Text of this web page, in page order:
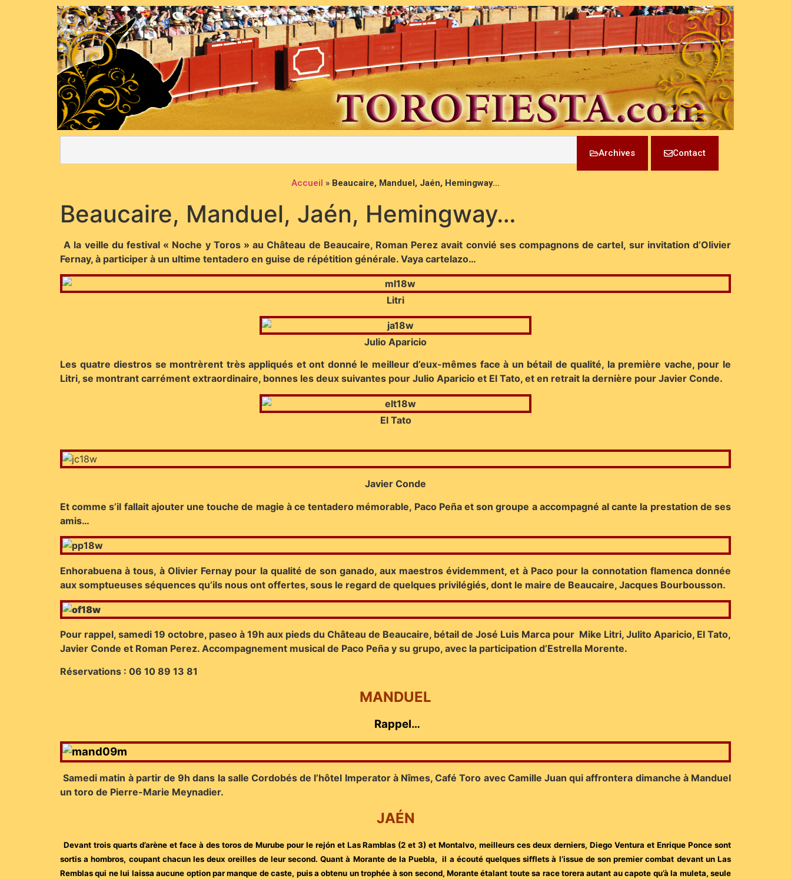
Archives Contact
Accueil » Beaucaire, Manduel, Jaén, Hemingway…
Beaucaire, Manduel, Jaén, Hemingway…
A la veille du festival « Noche y Toros » au Château de Beaucaire, Roman Perez avait convié ses compagnons de cartel, sur invitation d’Olivier
Fernay, à participer à un ultime tentadero en guise de répétition générale. Vaya cartelazo…
Litri
Julio Aparicio
Les quatre diestros se montrèrent très appliqués et ont donné le meilleur d’eux-mêmes face à un bétail de qualité, la première vache, pour le
Litri, se montrant carrément extraordinaire, bonnes les deux suivantes pour Julio Aparicio et El Tato, et en retrait la dernière pour Javier Conde.
El Tato
Javier Conde
Et comme s’il fallait ajouter une touche de magie à ce tentadero mémorable, Paco Peña et son groupe a accompagné al cante la prestation de ses
amis…
Enhorabuena à tous, à Olivier Fernay pour la qualité de son ganado, aux maestros évidemment, et à Paco pour la connotation flamenca donnée
aux somptueuses séquences qu’ils nous ont offertes, sous le regard de quelques privilégiés, dont le maire de Beaucaire, Jacques Bourbousson.
Pour rappel, samedi 19 octobre, paseo à 19h aux pieds du Château de Beaucaire, bétail de José Luis Marca pour Mike Litri, Julito Aparicio, El Tato,
Javier Conde et Roman Perez. Accompagnement musical de Paco Peña y su grupo, avec la participation d’Estrella Morente.
Réservations : 06 10 89 13 81
MANDUEL
Rappel…
Samedi matin à partir de 9h dans la salle Cordobés de l’hôtel Imperator à Nîmes, Café Toro avec Camille Juan qui affrontera dimanche à Manduel
un toro de Pierre-Marie Meynadier.
JAÉN
Devant trois quarts d’arène et face à des toros de Murube pour le rejón et Las Ramblas (2 et 3) et Montalvo, meilleurs ces deux derniers, Diego Ventura et Enrique Ponce sont
sortis a hombros, coupant chacun les deux oreilles de leur second. Quant à Morante de la Puebla, il a écouté quelques sifflets à l’issue de son premier combat devant un Las
Remblas qui ne lui laissa aucune option par manque de caste, puis a obtenu un trophée à son second, Morante étalant toute sa race torera autant au capote qu’à la muleta, seule